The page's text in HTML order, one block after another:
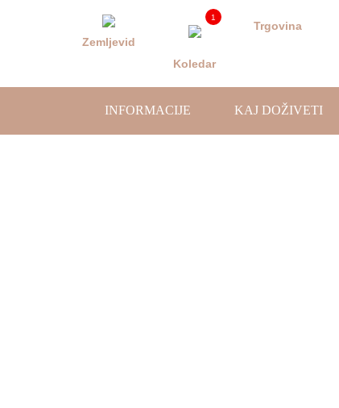
Zemljevid
1
Koledar
Trgovina
INFORMACIJE KAJ DOŽIVETI